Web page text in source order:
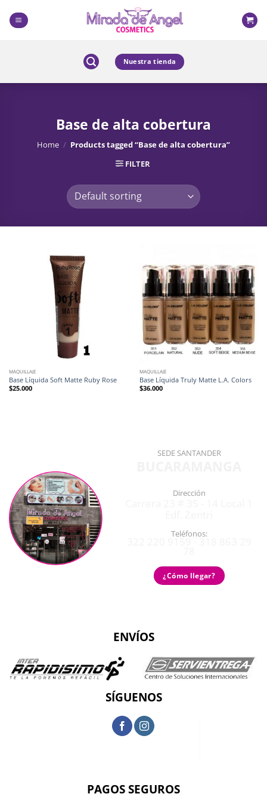
content
Nuestra tienda
Base de alta cobertura
Home / Products tagged “Base de alta cobertura”
FILTER
MAQUILLAJE
Base Líquida Soft Matte Ruby Rose
$25.000
MAQUILLAJE
Base Líquida Truly Matte L.A. Colors
$36.000
SEDE SANTANDER
Dirección
Teléfonos:
¿Cómo llegar?
ENVÍOS
SÍGUENOS
PAGOS SEGUROS